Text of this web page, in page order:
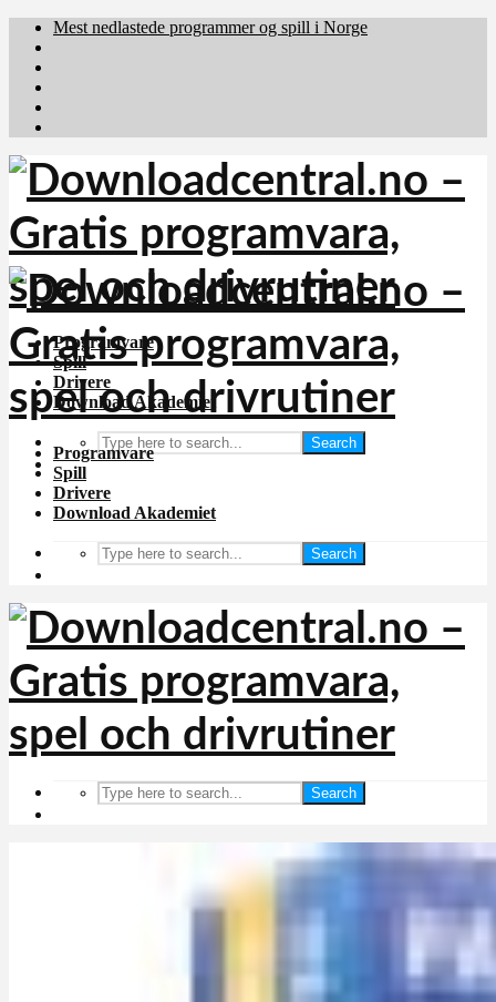
Mest nedlastede programmer og spill i Norge
Programvare
Spill
Drivere
Download Akademiet
Search
Programvare
Spill
Drivere
Download Akademiet
Search
Search